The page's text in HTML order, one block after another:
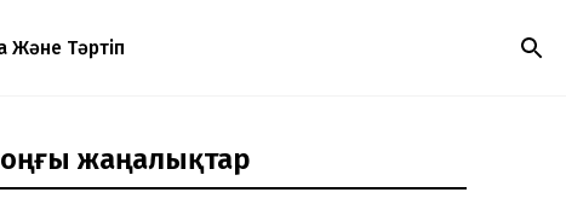
Және Тәртіп
жаңалықтар